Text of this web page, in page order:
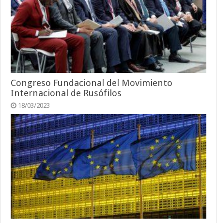
Congreso Fundacional del Movimiento
Internacional de Rusófilos
18/03/2023